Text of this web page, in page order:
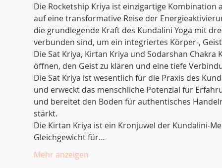
Die Rocketship Kriya ist einzigartige
auf eine transformative Reise der
die grundlegende Kraft des Kundalini Yoga mit
verbunden sind, um ein integriertes Körper-,
Die Sat Kriya, Kirtan Kriya und Sodarshan
öffnen, den Geist zu klären und eine tiefe
Die Sat Kriya ist wesentlich für die Praxis des
und erweckt das menschliche Potenzial für
und bereitet den Boden für authentisches
stärkt.
Die Kirtan Kriya ist ein Kronjuwel der Kundalini-
Gleichgewicht für…
Mehr anzeigen